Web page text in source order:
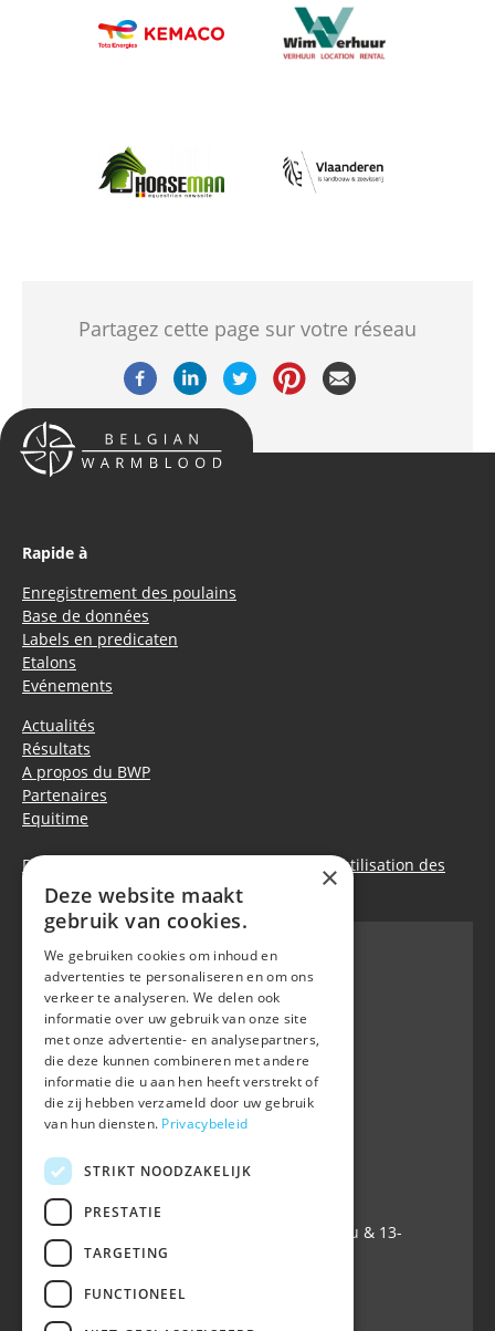
Afbeelding
Afbeelding
Afbeelding Afbeelding
Partagez cette page sur votre réseau
Rapide à
Enregistrement des poulains
Base de données
Labels en predicaten
Etalons
Evénements
Actualités
Résultats
A propos du BWP
Partenaires
Equitime
Déclaration de confidentialité
Politique d’utilisation des
cookies
BWP
Waversebaan 99
B-3050 OUD-HEVERLEE
+32 (0) 16 47 99 80
+32 (0) 16 47 99 85
info@belgian-warmblood.com
TVA BE 0410.346.424
IBAN BE40 7364 0368 4863
Ouvert tous les jours ouvrables: 9u-12u & 13-
16u
Suivez-nous sur
×
Deze website maakt
gebruik van cookies.
We gebruiken cookies om inhoud en
advertenties te personaliseren en om ons
verkeer te analyseren. We delen ook
informatie over uw gebruik van onze site
met onze advertentie- en analysepartners,
die deze kunnen combineren met andere
informatie die u aan hen heeft verstrekt of
die zij hebben verzameld door uw gebruik
van hun diensten. Privacybeleid
STRIKT NOODZAKELIJK
PRESTATIE
TARGETING
FUNCTIONEEL